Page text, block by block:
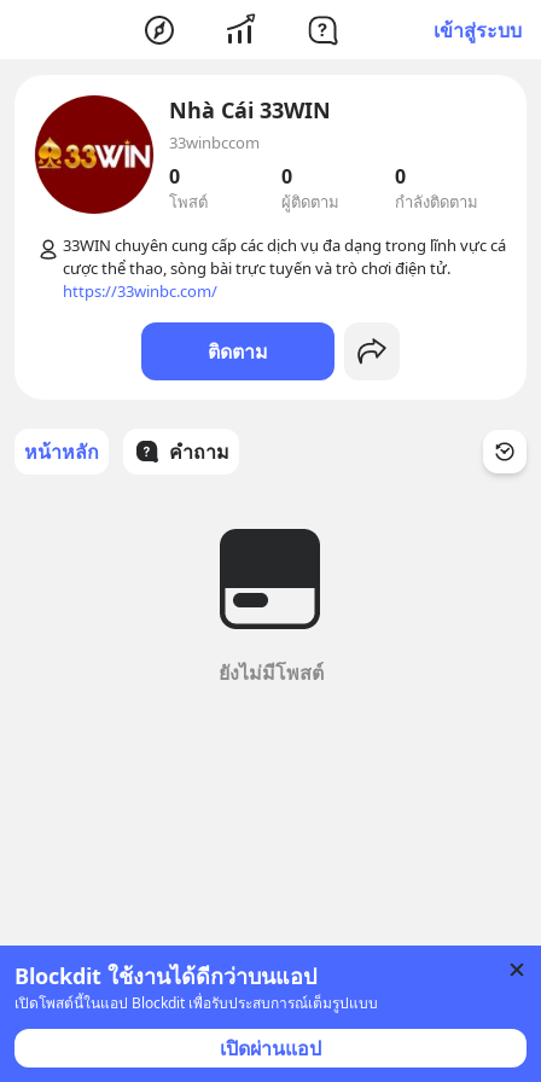
เข้าสู่ระบบ
Blockdit ใช้งานได้ดีกว่าบนแอป
เปิดโพสต์นี้ในแอป Blockdit เพื่อรับประสบการณ์เต็มรูปแบบ
เปิดผ่านแอป
Nhà Cái 33WIN
33winbccom
0
โพสต์
0
ผู้ติดตาม
0
กำลังติดตาม
33WIN chuyên cung cấp các dịch vụ đa dạng trong lĩnh vực cá
https://33winbc.com/
ติดตาม
หน้าหลัก คำถาม
ยังไม่มีโพสต์